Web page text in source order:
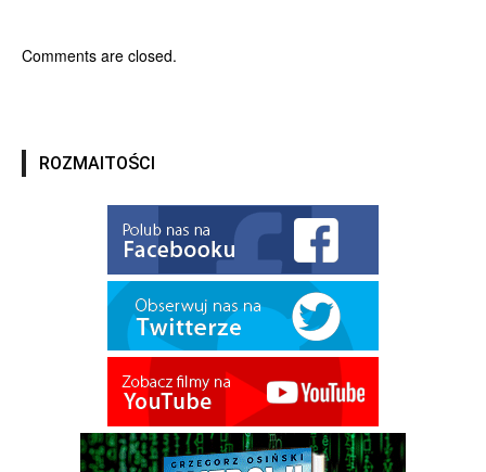
Comments are closed.
ROZMAITOŚCI